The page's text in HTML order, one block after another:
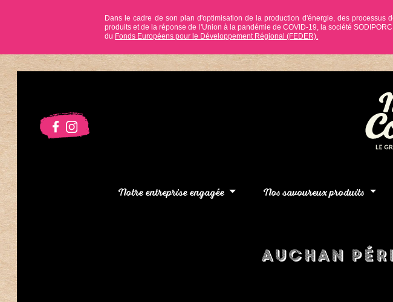
Dans le cadre de son plan d'optimisation de la production d'énergie, des processus
produits et de la réponse de l'Union à la pandémie de COVID-19, la société
du Fonds Européens pour le Développement Régional (FEDER).
Notre entreprise engagée Nos savoureux produits
Auchan